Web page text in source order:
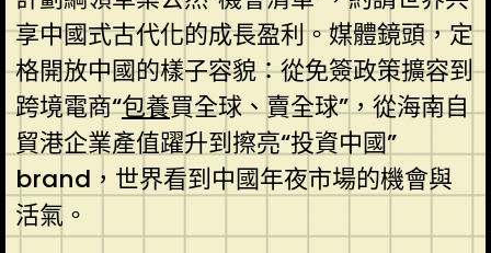
享中國式古代化的成長盈利。媒體鏡頭，定
格開放中國的樣子容貌：從免簽政策擴容到
跨境電商“包養買全球、賣全球”，從海南自
貿港企業產值躍升到擦亮“投資中國”
brand，世界看到中國年夜市場的機會與
活氣。